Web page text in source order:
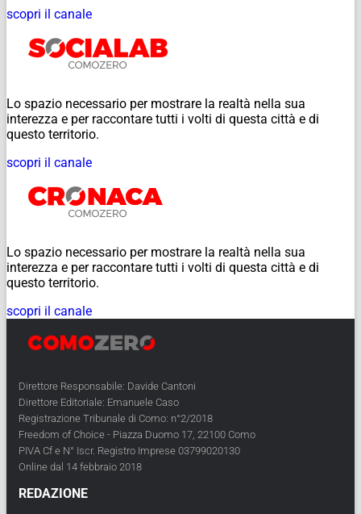
scopri il canale
Lo spazio necessario per mostrare la realtà nella sua
interezza e per raccontare tutti i volti di questa città e di
questo territorio.
scopri il canale
Lo spazio necessario per mostrare la realtà nella sua
interezza e per raccontare tutti i volti di questa città e di
questo territorio.
scopri il canale
Direttore Responsabile: Davide Cantoni
Direttore Editoriale: Emanuele Caso
Registrazione Tribunale di Como: n°2/2018
Freedom of Choice - Piazza Duomo 17, 22100 Como
PIVA Cf e N° Iscr. Registro Imprese 03799020130
Online dal 14 febbraio 2018
REDAZIONE